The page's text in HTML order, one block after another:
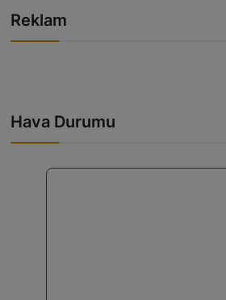
Reklam
Hava Durumu